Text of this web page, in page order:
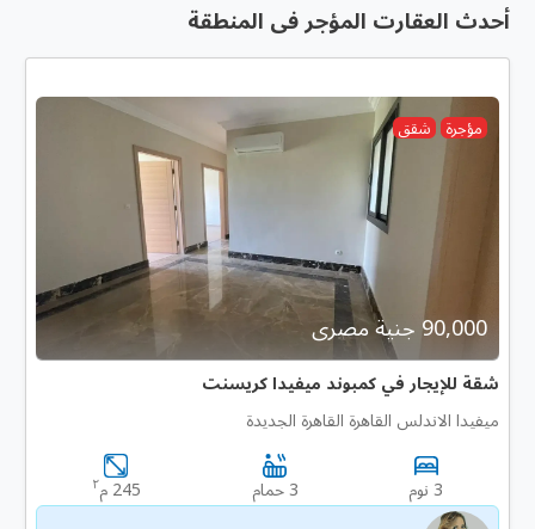
أحدث العقارت المؤجر فى المنطقة
مؤجرة شقق
90,000 جنية مصرى
شقة للإيجار في كمبوند ميفيدا كريسنت
ميفيدا الاندلس القاهرة القاهرة الجديدة
3 نوم 3 حمام 245 م ٢